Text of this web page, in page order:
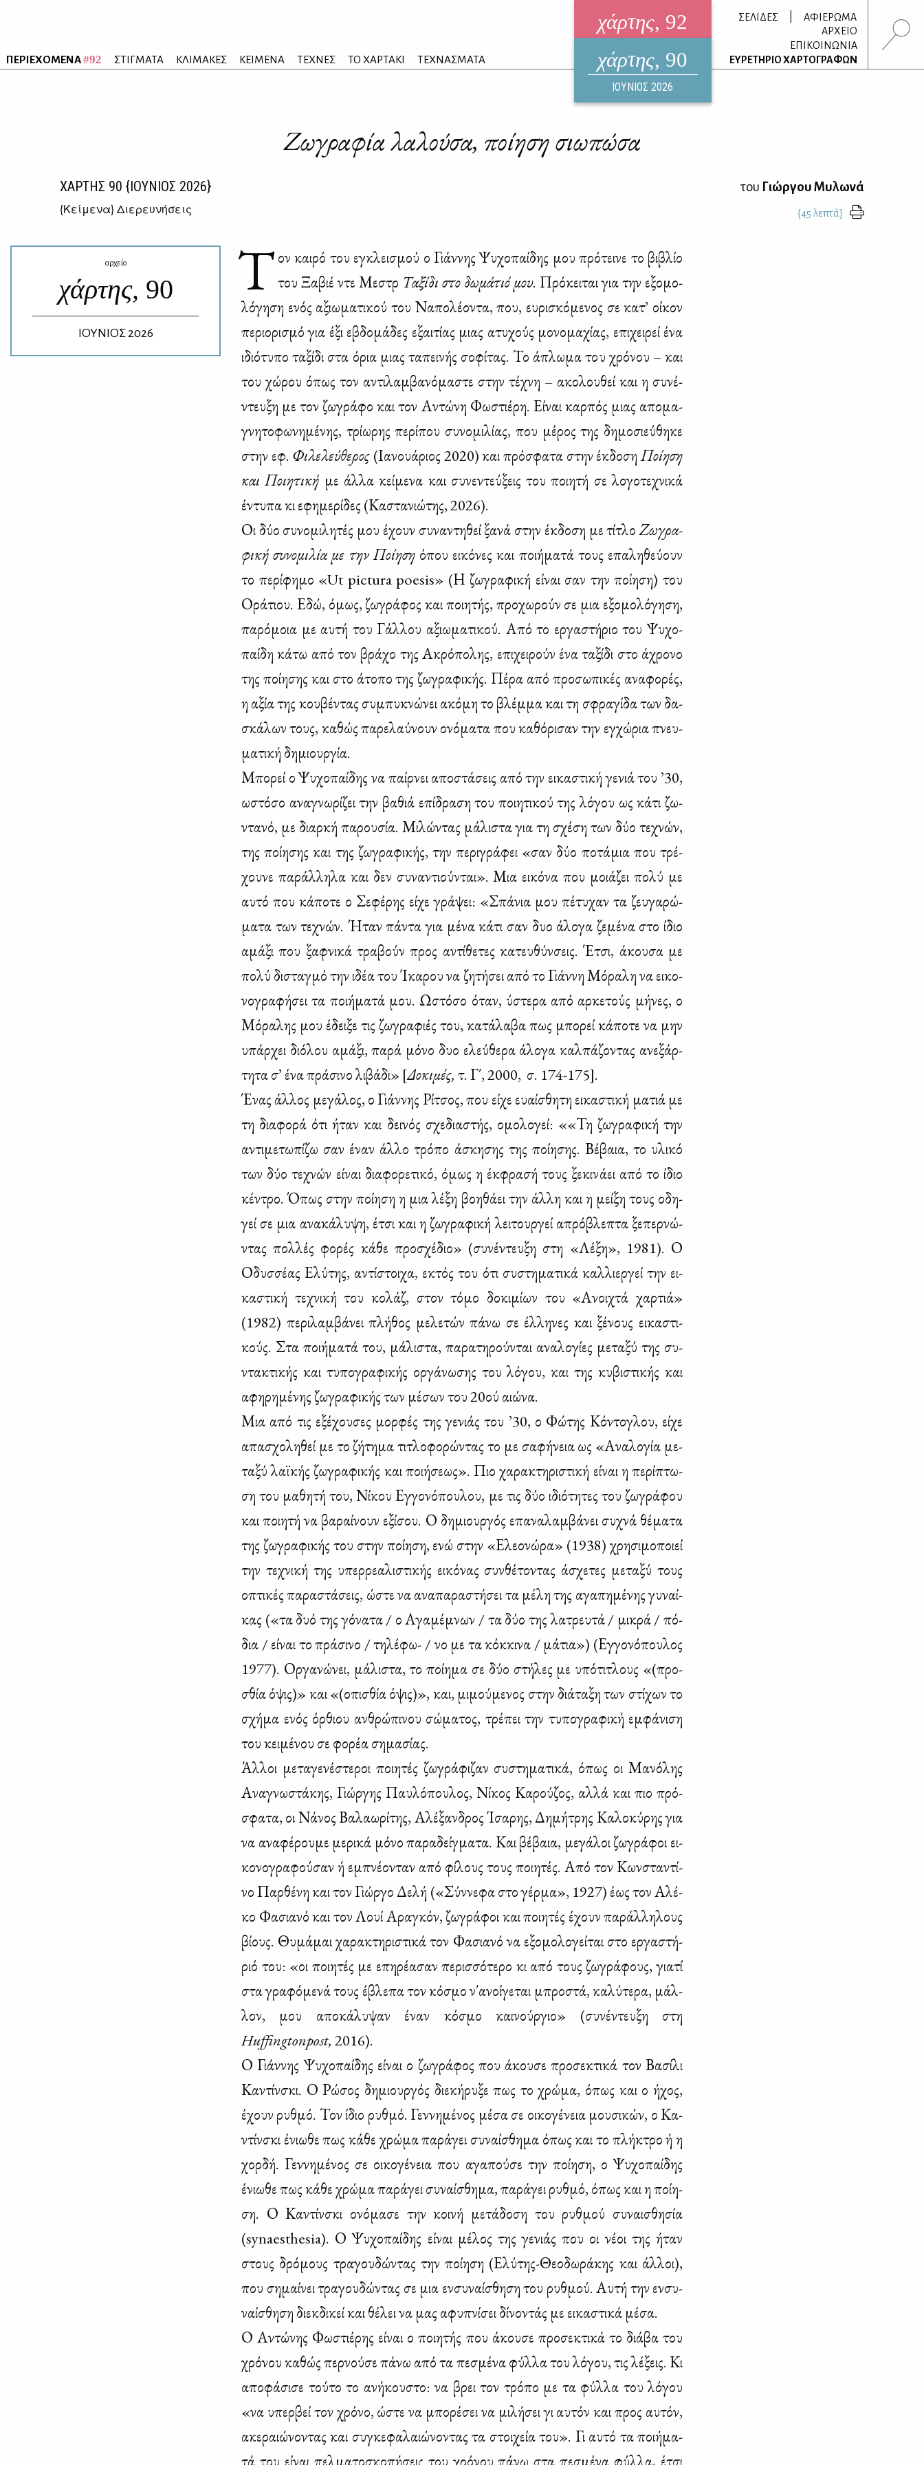
ΠΕΡΙΕΧΟΜΕΝΑ#92 ΣΤΙΓΜΑΤΑ ΚΛΙΜΑΚΕΣ ΚΕΙΜΕΝΑ ΤΕΧΝΕΣ ΤΟ ΧΑΡΤΑΚΙ ΤΕΧΝΑΣΜΑΤΑ
χάρτης, 92
ηλεκτρονικό περιοδικό
ΑΥΓΟΥΣΤΟΣ 2026
χάρτης, 90
ΙΟΥΝΙΟΣ 2026
ΣΕΛΙΔΕΣ
ΑΦΙΕΡΩΜΑ
ΑΡΧΕΙΟ
ΕΠΙΚΟΙΝΩΝΙΑ
ΕΥΡΕΤΗΡΙΟ ΧΑΡΤΟΓΡΑΦΩΝ
Ζωγραφία λαλούσα, ποίηση σιωπώσα
ΧΑΡΤΗΣ 90 {ΙΟΥΝΙΟΣ 2026}
{Κείμενα} Διερευνήσεις
του Γιώργου Μυλωνά
{45 λεπτά}
αρχείο
χάρτης, 90
ΙΟΥΝΙΟΣ 2026
Τ ον και­ρό του εγκλει­σμού ο Γιάν­νης Ψυ­χο­παί­δης μου πρό­τει­νε το βι­βλίο
του Ξα­βιέ ντε Με­στρ Τα­ξί­δι στο δω­μά­τιό μου. Πρό­κει­ται για την εξο­μο­
λό­γη­ση ενός αξιω­μα­τι­κού του Να­πο­λέ­ο­ντα, που, ευ­ρι­σκό­με­νος σε κα­τ’ οί­κον
πε­ριο­ρι­σμό για έξι εβδο­μά­δες εξαι­τί­ας μιας ατυ­χούς μο­νο­μα­χί­ας, επι­χει­ρεί ένα
ιδιό­τυ­πο τα­ξί­δι στα όρια μιας τα­πει­νής σο­φί­τας. Το άπλω­μα του χρό­νου – και
του χώ­ρου όπως τον αντι­λαμ­βα­νό­μα­στε στην τέ­χνη – ακο­λου­θεί και η συ­νέ­
ντευ­ξη με τον ζω­γρά­φο και τον Αντώ­νη Φω­στιέ­ρη. Εί­ναι καρ­πός μιας απο­μα­
γνη­το­φω­νη­μέ­νης, τρί­ω­ρης πε­ρί­που συ­νο­μι­λί­ας, που μέ­ρος της δη­μο­σιεύ­θη­κε
στην εφ. Φι­λε­λεύ­θε­ρος (Ια­νουά­ριος 2020) και πρό­σφα­τα στην έκ­δο­σηΠοί­η­ση
και Ποι­η­τι­κή με άλ­λα κεί­με­να και συ­νε­ντεύ­ξεις του ποι­η­τή σε λο­γο­τε­χνι­κά
έντυ­πα κι εφη­με­ρί­δες (Κα­στα­νιώ­της, 2026).
Οι δύο συ­νο­μι­λη­τές μου έχουν συ­να­ντη­θεί ξα­νά στην έκ­δο­ση με τί­τλοΖω­γρα­
φι­κή συ­νο­μι­λία με την Ποί­η­σηόπου ει­κό­νες και ποι­ή­μα­τά τους επα­λη­θεύ­ουν
το πε­ρί­φη­μο «Ut pictura poesis» (Η ζω­γρα­φι­κή εί­ναι σαν την ποί­η­ση) του
Ορά­τιου. Εδώ, όμως, ζω­γρά­φος και ποι­η­τής, προ­χω­ρούν σε μια εξο­μο­λό­γη­ση,
πα­ρό­μοια με αυ­τή του Γάλ­λου αξιω­μα­τι­κού. Από το ερ­γα­στή­ριο του Ψυ­χο­
παί­δη κά­τω από τον βρά­χο της Ακρό­πο­λης, επι­χει­ρούν ένα τα­ξί­δι στο άχρο­νο
της ποί­η­σης και στο άτο­πο της ζω­γρα­φι­κής. Πέ­ρα από προ­σω­πι­κές ανα­φο­ρές,
η αξία της κου­βέ­ντας συ­μπυ­κνώ­νει ακό­μη το βλέμ­μα και τη σφρα­γί­δα των δα­
σκά­λων τους, κα­θώς πα­ρε­λαύ­νουν ονό­μα­τα που κα­θό­ρι­σαν την εγ­χώ­ρια πνευ­
μα­τι­κή δη­μιουρ­γία.
Μπο­ρεί ο Ψυ­χο­παί­δης να παίρ­νει απο­στά­σεις από την ει­κα­στι­κή γε­νιά του ’30,
ωστό­σο ανα­γνω­ρί­ζει την βα­θιά επί­δρα­ση του ποι­η­τι­κού της λό­γου ως κά­τι ζω­
ντα­νό, με διαρ­κή πα­ρου­σία. Μι­λώ­ντας μά­λι­στα για τη σχέ­ση των δύο τε­χνών,
της ποί­η­σης και της ζω­γρα­φι­κής, την πε­ρι­γρά­φει «σαν δύο πο­τά­μια που τρέ­
χου­νε πα­ράλ­λη­λα και δεν συ­να­ντιού­νται». Μια ει­κό­να που μοιά­ζει πο­λύ με
αυ­τό που κά­πο­τε ο Σε­φέ­ρης εί­χε γρά­ψει: «Σπά­νια μου πέ­τυ­χαν τα ζευ­γα­ρώ­
μα­τα των τε­χνών. Ήταν πά­ντα για μέ­να κά­τι σαν δυο άλο­γα ζε­μέ­να στο ίδιο
αμά­ξι που ξαφ­νι­κά τρα­βούν προς αντί­θε­τες κα­τευ­θύν­σεις. Έτσι, άκου­σα με
πο­λύ δι­σταγ­μό την ιδέα του Ίκα­ρου να ζη­τή­σει από το Γιάν­νη Μό­ρα­λη να ει­κο­
νο­γρα­φή­σει τα ποι­ή­μα­τά μου. Ωστό­σο όταν, ύστε­ρα από αρ­κε­τούς μή­νες, ο
Μό­ρα­λης μου έδει­ξε τις ζω­γρα­φιές του, κα­τά­λα­βα πως μπο­ρεί κά­πο­τε να μην
υπάρ­χει διό­λου αμά­ξι, πα­ρά μό­νο δυο ελεύ­θε­ρα άλο­γα καλ­πά­ζο­ντας ανε­ξάρ­
τη­τα σ’ ένα πρά­σι­νο λι­βά­δι» [Δο­κι­µές, τ. Γ΄, 2000, σ. 174-175].
Ένας άλ­λος με­γά­λος, ο Γιάν­νης Ρί­τσος, που εί­χε ευαί­σθη­τη ει­κα­στι­κή μα­τιά με
τη δια­φο­ρά ότι ήταν και δει­νός σχε­δια­στής, ομο­λο­γεί: ««Τη ζω­γρα­φι­κή την
αντι­με­τω­πί­ζω σαν έναν άλ­λο τρό­πο άσκη­σης της ποί­η­σης. Βέ­βαια, το υλι­κό
των δύο τε­χνών εί­ναι δια­φο­ρε­τι­κό, όμως η έκ­φρα­σή τους ξε­κι­νά­ει από το ίδιο
κέ­ντρο. Όπως στην ποί­η­ση η μια λέ­ξη βοη­θά­ει την άλ­λη και η μεί­ξη τους οδη­
γεί σε μια ανα­κά­λυ­ψη, έτσι και η ζω­γρα­φι­κή λει­τουρ­γεί απρό­βλε­πτα ξε­περ­νώ­
ντας πολ­λές φο­ρές κά­θε προ­σχέ­διο» (συ­νέ­ντευ­ξη στη «Λέ­ξη», 1981). Ο
Οδυσ­σέ­ας Ελύ­της, αντί­στοι­χα, εκτός του ότι συ­στη­μα­τι­κά καλ­λιερ­γεί την ει­
κα­στι­κή τε­χνι­κή του κο­λάζ, στον τό­μο δο­κι­μί­ων του «Ανοι­χτά χαρ­τιά»
(1982) πε­ρι­λαμ­βά­νει πλή­θος με­λε­τών πά­νω σε έλ­λη­νες και ξέ­νους ει­κα­στι­
κούς. Στα ποι­ή­μα­τά του, μά­λι­στα, πα­ρα­τη­ρού­νται ανα­λο­γί­ες με­τα­ξύ της συ­
ντα­κτι­κής και τυ­πο­γρα­φι­κής ορ­γά­νω­σης του λό­γου, και της κυ­βι­στι­κής και
αφη­ρη­μέ­νης ζω­γρα­φι­κής των μέ­σων του 20ού αιώ­να.
Μια από τις εξέ­χου­σες μορ­φές της γε­νιάς του ’30, ο Φώ­της Κό­ντο­γλου, εί­χε
απα­σχο­λη­θεί με το ζή­τη­μα τι­τλο­φο­ρώ­ντας το με σα­φή­νεια ως «Ανα­λο­γία με­
τα­ξύ λαϊ­κής ζω­γρα­φι­κής και ποι­ή­σε­ως». Πιο χα­ρα­κτη­ρι­στι­κή εί­ναι η πε­ρί­πτω­
ση του μα­θη­τή του, Νί­κου Εγ­γο­νό­που­λου, με τις δύο ιδιό­τη­τες του ζω­γρά­φου
και ποι­η­τή να βα­ραί­νουν εξί­σου. Ο δη­μιουρ­γός επα­να­λαμ­βά­νει συ­χνά θέ­μα­τα
της ζω­γρα­φι­κής του στην ποί­η­ση, ενώ στην «Ελε­ο­νώ­ρα» (1938) χρη­σι­μο­ποιεί
την τε­χνι­κή της υπερ­ρε­α­λι­στι­κής ει­κό­νας συν­θέ­το­ντας άσχε­τες με­τα­ξύ τους
οπτι­κές πα­ρα­στά­σεις, ώστε να ανα­πα­ρα­στή­σει τα μέ­λη της αγα­πη­μέ­νης γυ­ναί­
κας («τα δυό της γό­να­τα / ο Αγα­μέ­μνων / τα δύο της λα­τρευ­τά / μι­κρά / πό­
δια / εί­ναι το πρά­σι­νο / τη­λέ­φω- / νο με τα κόκ­κι­να / μά­τια») (Εγ­γο­νό­που­λος
1977). Ορ­γα­νώ­νει, μά­λι­στα, το ποί­η­μα σε δύο στή­λες με υπό­τι­τλους «(προ­
σθία όψις)» και «(οπι­σθία όψις)», και, μι­μού­με­νος στην διά­τα­ξη των στί­χων το
σχή­μα ενός όρ­θιου αν­θρώ­πι­νου σώ­μα­τος, τρέ­πει την τυ­πο­γρα­φι­κή εμ­φά­νι­ση
του κει­μέ­νου σε φο­ρέα ση­μα­σί­ας.
Άλ­λοι με­τα­γε­νέ­στε­ροι ποι­η­τές ζω­γρά­φι­ζαν συ­στη­μα­τι­κά, όπως οι Μα­νό­λης
Ανα­γνω­στά­κης, Γιώρ­γης Παυ­λό­που­λος, Νί­κος Κα­ρού­ζος, αλ­λά και πιο πρό­
σφα­τα, οι Νά­νος Βα­λα­ω­ρί­της, Αλέ­ξαν­δρος Ίσα­ρης, Δη­μή­τρης Κα­λο­κύ­ρης για
να ανα­φέ­ρου­με με­ρι­κά μό­νο πα­ρα­δείγ­μα­τα. Και βέ­βαια, με­γά­λοι ζω­γρά­φοι ει­
κο­νο­γρα­φού­σαν ή εμπνέ­ο­νταν από φί­λους τους ποι­η­τές. Από τον Κων­στα­ντί­
νο Παρ­θέ­νη και τον Γιώρ­γο Δε­λή («Σύν­νε­φα στο γέρ­μα», 1927) έως τον Αλέ­
κο Φα­σια­νό και τον Λουί Αρα­γκόν, ζω­γρά­φοι και ποι­η­τές έχουν πα­ράλ­λη­λους
βί­ους. Θυ­μά­μαι χα­ρα­κτη­ρι­στι­κά τον Φα­σια­νό να εξο­μο­λο­γεί­ται στο ερ­γα­στή­
ριό του: «οι ποι­η­τές με επη­ρέ­α­σαν πε­ρισ­σό­τε­ρο κι από τους ζω­γρά­φους, για­τί
στα γρα­φό­με­νά τους έβλε­πα τον κό­σμο ν΄ανοί­γε­ται μπρο­στά, κα­λύ­τε­ρα, μάλ­
λον, μου απο­κά­λυ­ψαν έναν κό­σμο και­νούρ­γιο» (συ­νέ­ντευ­ξη στη
Huffingtonpost, 2016).
Ο Γιάν­νης Ψυ­χο­παί­δης εί­ναι ο ζω­γρά­φος που άκου­σε προ­σε­κτι­κά τον Βα­σί­λι
Κα­ντίν­σκι. Ο Ρώ­σος δη­μιουρ­γός διε­κή­ρυ­ξε πως το χρώ­μα, όπως και ο ήχος,
έχουν ρυθ­μό. Τον ίδιο ρυθ­μό. Γεν­νη­μέ­νος μέ­σα σε οι­κο­γέ­νεια μου­σι­κών, ο Κα­
ντίν­σκι ένιω­θε πως κά­θε χρώ­μα πα­ρά­γει συ­ναί­σθη­μα όπως και το πλή­κτρο ή η
χορ­δή. Γεν­νη­μέ­νος σε οι­κο­γέ­νεια που αγα­πού­σε την ποί­η­ση, ο Ψυ­χο­παί­δης
ένιω­θε πως κά­θε χρώ­μα πα­ρά­γει συ­ναί­σθη­μα, πα­ρά­γει ρυθ­μό, όπως και η ποί­η­
ση. Ο Κα­ντίν­σκι ονό­μα­σε την κοι­νή με­τά­δο­ση του ρυθ­μού συ­ναι­σθη­σία
(synaesthesia). Ο Ψυ­χο­παί­δης εί­ναι μέ­λος της γε­νιάς που οι νέ­οι της ήταν
στους δρό­μους τρα­γου­δώ­ντας την ποί­η­ση (Ελύ­της-Θε­ο­δω­ρά­κης και άλ­λοι),
που ση­μαί­νει τρα­γου­δώ­ντας σε μια εν­συ­ναί­σθη­ση του ρυθ­μού. Αυ­τή την εν­συ­
ναί­σθη­ση διεκ­δι­κεί και θέ­λει να μας αφυ­πνί­σει δί­νο­ντάς με ει­κα­στι­κά μέ­σα.
Ο Αντώ­νης Φω­στιέ­ρης εί­ναι ο ποι­η­τής που άκου­σε προ­σε­κτι­κά το διά­βα του
χρό­νου κα­θώς περ­νού­σε πά­νω από τα πε­σμέ­να φύλ­λα του λό­γου, τις λέ­ξεις. Κι
απο­φά­σι­σε τού­το το ανή­κου­στο: να βρει τον τρό­πο με τα φύλ­λα του λό­γου
«να υπερ­βεί τον χρό­νο, ώστε να μπο­ρέ­σει να μι­λή­σει γι αυ­τόν και προς αυ­τόν,
ακε­ραιώ­νο­ντας και συ­γκε­φα­λαιώ­νο­ντας τα στοι­χεία του». Γι αυ­τό τα ποι­ή­μα­
τά του εί­ναι πελ­μα­το­σκο­πή­σεις του χρό­νου πά­νω στα πε­σμέ­να φύλ­λα, έτσι